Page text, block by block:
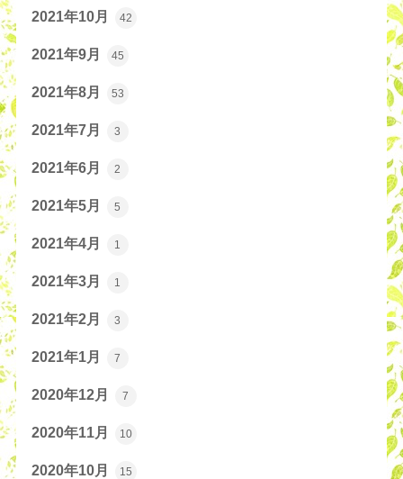
2021年10月 42
2021年9月 45
2021年8月 53
2021年7月 3
2021年6月 2
2021年5月 5
2021年4月 1
2021年3月 1
2021年2月 3
2021年1月 7
2020年12月 7
2020年11月 10
2020年10月 15